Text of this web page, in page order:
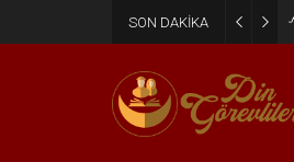
SON DAKİKA